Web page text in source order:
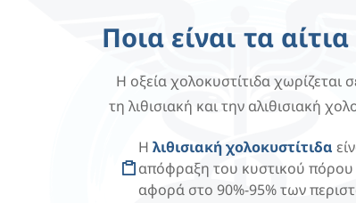
Ποια είναι τα
Η οξεία χολοκυστίτιδα χωρίζεται
τη λιθισιακή και την αλιθισιακή
Η λιθισιακή χολοκυστίτιδα
απόφραξη του κυστικού πόρου
αφορά στο 90%-95% των